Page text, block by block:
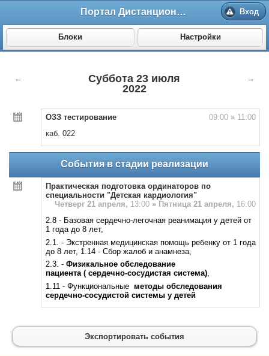
Портал Дистанционного обучения ВолгГМУ Вход
Блоки Настройки
←
Суббота 23 июля
2022
→
ОЗЗ тестирование 09:00 »11:00
каб. 022
События в стадии реализации
Практическая подготовка ординаторов по
специальности "Детская кардиология"
Четверг 21 апреля, 13:00 » Пятница 21 апреля, 16:00
2.8 - Базовая сердечно-легочная реанимация у детей от
1 года до 8 лет,
2.1. - Экстренная медицинская помощь ребенку от 1 года
до 8 лет, 1.14 - Сбор жалоб и анамнеза,
2.3. - Физикальное обследование
пациента ( сердечно-сосудистая система),
1.11 - Функциональные методы обследования
сердечно-сосудистой системы у детей
Экспортировать события